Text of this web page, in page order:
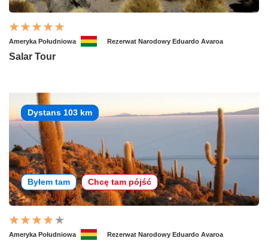
Ameryka Południowa Rezerwat Narodowy Eduardo Avaroa
Salar Tour
Dystans 103 km
Byłem tam Chcę tam pójść
Ameryka Południowa Rezerwat Narodowy Eduardo Avaroa